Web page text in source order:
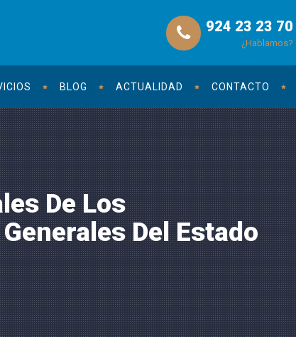
924 23 23 70
¿Hablamos?
BLOG ACTUALIDAD CONTACTO
De Los
Del Estado